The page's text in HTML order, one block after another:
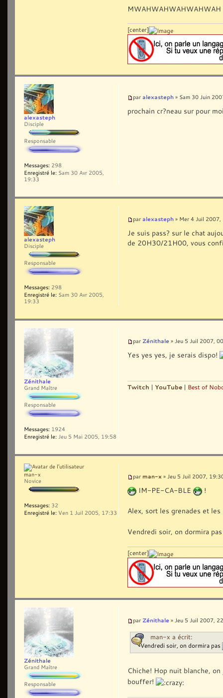
MWAHWAHWAHWAHWAH
[center]
par alexasteph » Sam 30 Juin
prochain cr?neau sur pour
alexasteph
Disciple
Responsable
Messages: 298
Enregistré le: Sam 30 Avr 2005,
19:33
par alexasteph » Mer 4 Juil 2007,
Je suis pass? sur le chat
de 20H30/21H00, vous
alexasteph
Disciple
Responsable
Messages: 298
Enregistré le: Sam 30 Avr 2005,
19:33
par Zénithale » Jeu 5 Juil 2007,
Yes yes yes, je serais dispo!
Twitch | YouTube | Best of
Zénithale
Grand Maître
Responsable
Messages: 1924
Enregistré le: Jeu 5 Mai 2005, 19:58
par man-x » Jeu 5 Juil 2007,
IM-PE-CA-BLE !
Alex, sort les grenades et
Vendredi soir, on dormira
[center]
man-x
Novice
Messages: 32
Enregistré le: Ven 1 Juil 2005, 17:33
par Zénithale » Jeu 5 Juil 2007,
man-x a écrit:
Vendredi soir, on dormira pas
Chiche! Hop nuit blanche,
bouffer!
Zénithale
Grand Maître
Responsable